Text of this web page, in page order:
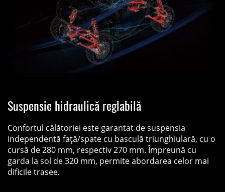
Suspensie hidraulică reglabilă
Confortul călătoriei este garantat de suspensia
independentă față/spate cu basculă triunghiulară, cu o
cursă de 280 mm, respectiv 270 mm. Împreună cu
garda la sol de 320 mm, permite abordarea celor mai
dificile trasee.